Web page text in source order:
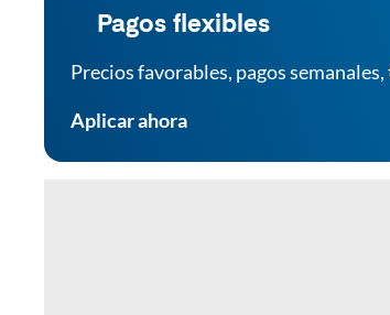
Pagos flexibles
Precios favorables, pagos
Aplicar ahora